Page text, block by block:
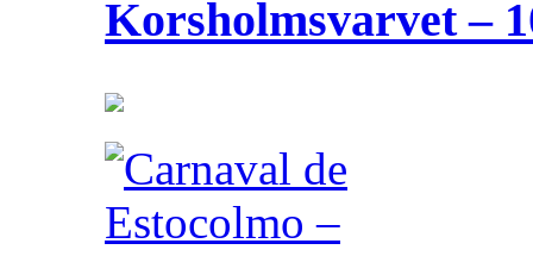
Korsholmsvarvet –